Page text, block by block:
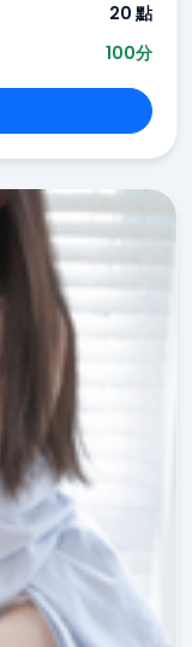
20 點
100分